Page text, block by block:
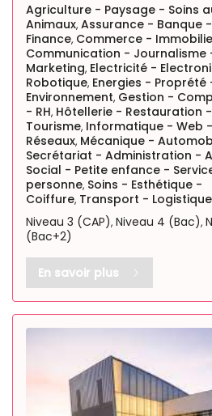
Agriculture - Paysage - Soins
Animaux, Assurance - Banque -
Finance, Commerce -
Communication - Journalisme
Marketing, Electricité -
Robotique, Energies - Proprété
Environnement, Gestion -
- RH, Hôtellerie - Restauration -
Tourisme, Informatique - Web -
Réseaux, Mécanique -
Secrétariat - Administration -
Social - Petite enfance -
personne, Soins - Esthétique -
Coiffure, Transport - Logistique
Niveau 3 (CAP), Niveau 4 (Bac),
(Bac+2)
En savoir plus